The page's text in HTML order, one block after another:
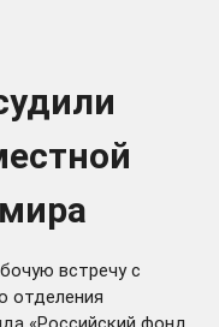
встречу с
отделения